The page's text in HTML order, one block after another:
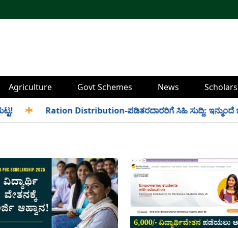
Agriculture Govt Schemes News
✱ Ration Distribution-ಪಡಿತರದಾರರಿಗೆ ಸಿಹಿ ಸುದ್ದಿ: ಇನ್ಮುಂದೆ